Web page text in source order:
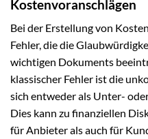
Kostenvoranschlägen
Bei der Erstellung von
Fehler, die die
wichtigen Dokuments
klassischer Fehler ist die
sich entweder als Unter-
Dies kann zu finanziellen
für Anbieter als auch für